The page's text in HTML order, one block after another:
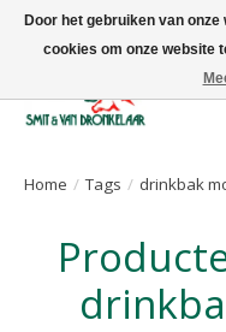
Uw leverancier voor
Home / Tags / drinkbak
Producten getagd met
Door het gebruiken van
cookies om onze website